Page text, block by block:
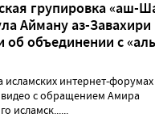
групировка «аш-
Айману аз-Завахири
об объединении с
исламских интернет-
с обращением Амира
исламск......